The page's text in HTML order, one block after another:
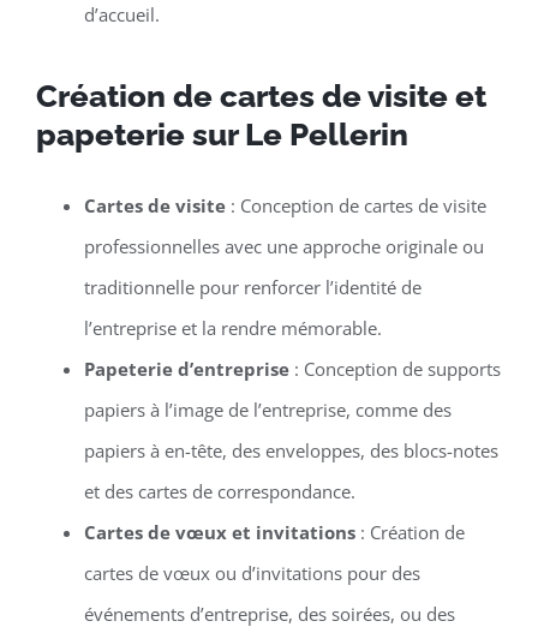
d’accueil.
Création de cartes de visite et
papeterie sur Le Pellerin
Cartes de visite: Conception de cartes de visite
professionnelles avec une approche originale ou
traditionnelle pour renforcer l’identité de
l’entreprise et la rendre mémorable.
Papeterie d’entreprise: Conception de supports
papiers à l’image de l’entreprise, comme des
papiers à en-tête, des enveloppes, des blocs-notes
et des cartes de correspondance.
Cartes de vœux et invitations: Création de
cartes de vœux ou d’invitations pour des
événements d’entreprise, des soirées, ou des